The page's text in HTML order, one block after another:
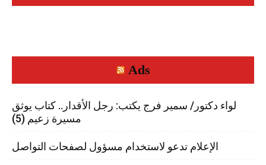
Ads
لواء دكتور/ سمير فرج يكتب: رجل الأقدار.. كتاب يوثق
مسيرة زعيم (5)
الإعلام تدعو لاستخدام مسؤول لصفحات التواصل